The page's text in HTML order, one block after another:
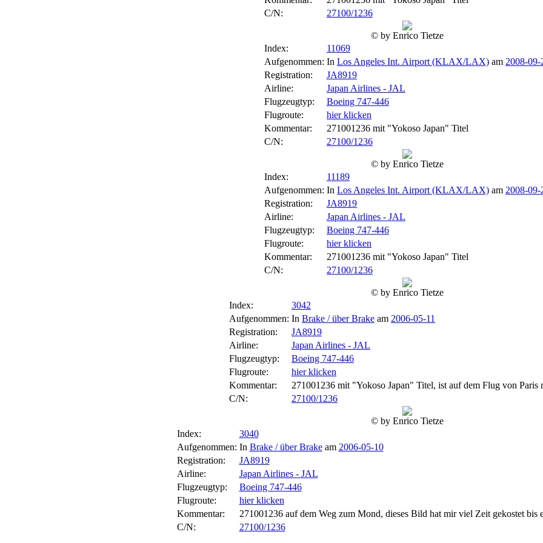
C/N:
27100/1236
© by Enrico Tietze
Index:
11069
Aufgenommen: In Los Angeles Int. Airport (KLAX/LAX) am 2008-09-
Registration:
JA8919
Airline:
Japan Airlines - JAL
Flugzeugtyp:
Boeing 747-446
Flugroute:
hier klicken
Kommentar:
271001236 mit "Yokoso Japan" Titel
C/N:
27100/1236
© by Enrico Tietze
Index:
11189
Aufgenommen: In Los Angeles Int. Airport (KLAX/LAX) am 2008-09-
Registration:
JA8919
Airline:
Japan Airlines - JAL
Flugzeugtyp:
Boeing 747-446
Flugroute:
hier klicken
Kommentar:
271001236 mit "Yokoso Japan" Titel
C/N:
27100/1236
© by Enrico Tietze
Index:
3042
Aufgenommen: In Brake / über Brake am 2006-05-11
Registration:
JA8919
Airline:
Japan Airlines - JAL
Flugzeugtyp:
Boeing 747-446
Flugroute:
hier klicken
Kommentar:
271001236 mit "Yokoso Japan" Titel, ist auf dem Flug von Paris
C/N:
27100/1236
© by Enrico Tietze
Index:
3040
Aufgenommen: In Brake / über Brakeam 2006-05-10
Registration:
JA8919
Airline:
Japan Airlines - JAL
Flugzeugtyp:
Boeing 747-446
Flugroute:
hier klicken
Kommentar:
271001236 auf dem Weg zum Mond, dieses Bild hat mir viel Zeit gekostet bis
C/N:
27100/1236